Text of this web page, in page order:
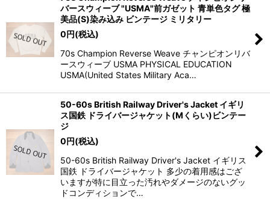
バースウィーブ "USMA"前ガゼット 青単色タグ 極
美品(S)染み込み ビンテージ ミリタリー
0円(税込)
70s Champion Reverse Weave チャンピオンリバ
ースウィーブ USMA PHYSICAL EDUCATION
USMA(United States Military Aca…
50-60s British Railway Driver's Jacket イギリ
ス国鉄 ドライバージャケット(Mくらい)ビンテー
ジ
0円(税込)
50-60s British Railway Driver's Jacket イギリス
国鉄 ドライバージャケット 多少の着用感はござ
いますが特に目立った汚れやダメージのないグッ
ドコンディションで…